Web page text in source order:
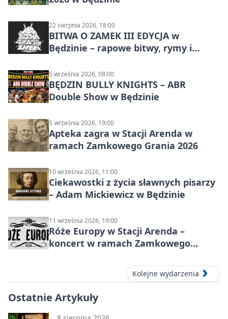
22 sierpnia 2026, 18:00
BITWA O ZAMEK III EDYCJA w
Będzinie – rapowe bitwy, rymy i
5 września 2026, 08:00
BĘDZIN BULLY KNIGHTS – ABR
Double Show w Będzinie
5 września 2026, 19:00
Apteka zagra w Stacji Arenda w
ramach Zamkowego Grania 2026
10 września 2026, 11:00
Ciekawostki z życia sławnych pisarzy
– Adam Mickiewicz w Będzinie
11 września 2026, 19:00
Róże Europy w Stacji Arenda –
koncert w ramach Zamkowego
Kolejne wydarzenia
Ostatnie Artykuły